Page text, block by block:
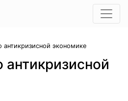
антикризисной экономике